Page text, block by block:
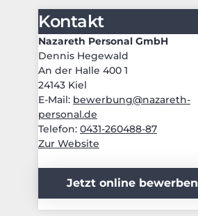
Kontakt
Nazareth Personal GmbH
Dennis Hegewald
An der Halle 400 1
24143 Kiel
E-Mail: bewerbung@nazareth-
personal.de
Telefon: 0431-260488-87
Zur Website
Jetzt online bewerben